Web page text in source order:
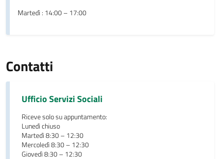
Martedì : 14:00 – 17:00
Contatti
Ufficio Servizi Sociali
Riceve solo su appuntamento:
Lunedì chiuso
Martedì 8:30 – 12:30
Mercoledì 8:30 – 12:30
Giovedì 8:30 – 12:30